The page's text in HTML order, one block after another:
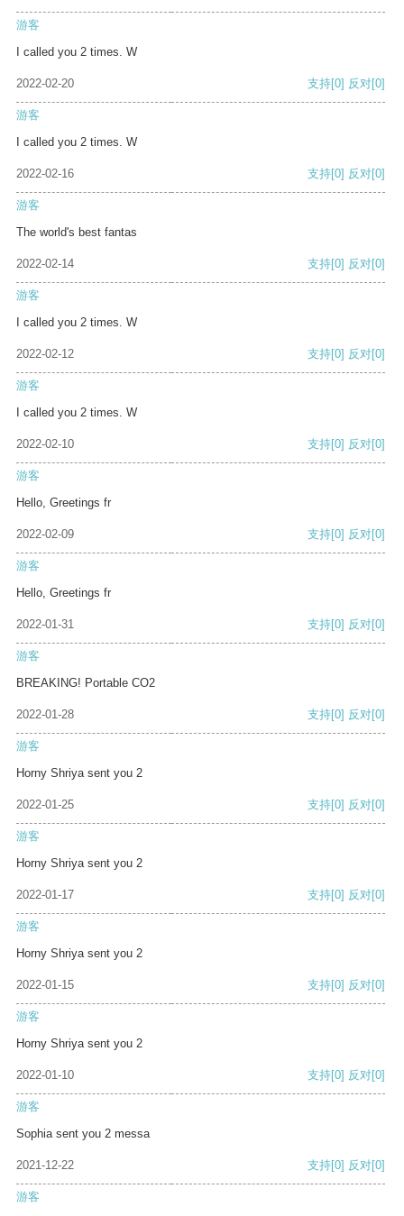
游客
I called you 2 times. W
2022-02-20 支持[0] 反对[0]
游客
I called you 2 times. W
2022-02-16 支持[0] 反对[0]
游客
The world's best fantas
2022-02-14 支持[0] 反对[0]
游客
I called you 2 times. W
2022-02-12 支持[0] 反对[0]
游客
I called you 2 times. W
2022-02-10 支持[0] 反对[0]
游客
Hello, Greetings fr
2022-02-09 支持[0] 反对[0]
游客
Hello, Greetings fr
2022-01-31 支持[0] 反对[0]
游客
BREAKING! Portable CO2
2022-01-28 支持[0] 反对[0]
游客
Horny Shriya sent you 2
2022-01-25 支持[0] 反对[0]
游客
Horny Shriya sent you 2
2022-01-17 支持[0] 反对[0]
游客
Horny Shriya sent you 2
2022-01-15 支持[0] 反对[0]
游客
Horny Shriya sent you 2
2022-01-10 支持[0] 反对[0]
游客
Sophia sent you 2 messa
2021-12-22 支持[0] 反对[0]
游客